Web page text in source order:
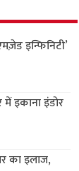
इन्फिनिटी’
में इकाना इंडोर
का इलाज,